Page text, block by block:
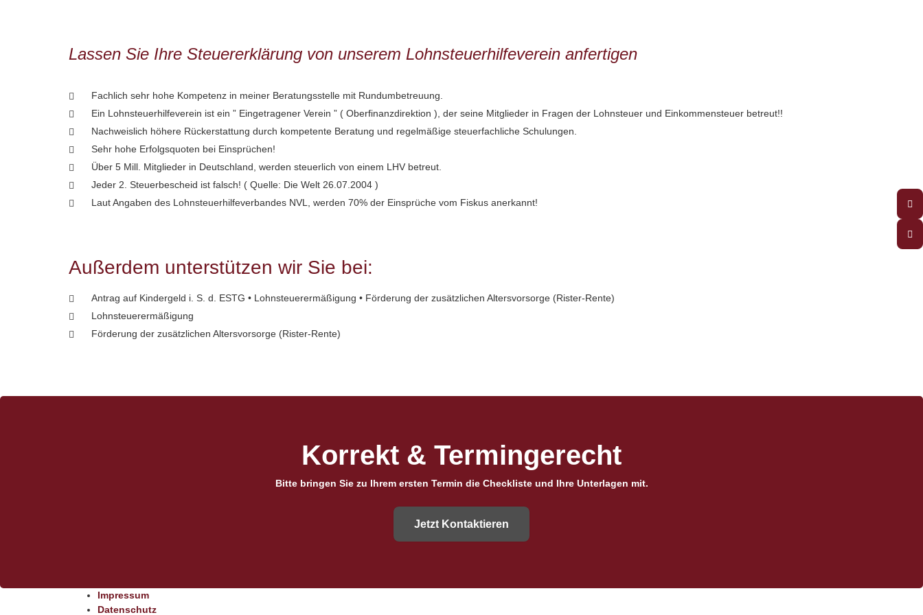
Lassen Sie Ihre Steuererklärung von unserem Lohnsteuerhilfeverein anfertigen
Fachlich sehr hohe Kompetenz in meiner Beratungsstelle mit Rundumbetreuung.
Ein Lohnsteuerhilfeverein ist ein ” Eingetragener Verein ” ( Oberfinanzdirektion ), der seine Mitglieder in Fragen der Lohnsteuer und Einkommensteuer betreut!!
Nachweislich höhere Rückerstattung durch kompetente Beratung und regelmäßige steuerfachliche Schulungen.
Sehr hohe Erfolgsquoten bei Einsprüchen!
Über 5 Mill. Mitglieder in Deutschland, werden steuerlich von einem LHV betreut.
Jeder 2. Steuerbescheid ist falsch! ( Quelle: Die Welt 26.07.2004 )
Laut Angaben des Lohnsteuerhilfeverbandes NVL, werden 70% der Einsprüche vom Fiskus anerkannt!
Außerdem unterstützen wir Sie bei:
Antrag auf Kindergeld i. S. d. ESTG • Lohnsteuerermäßigung • Förderung der zusätzlichen Altersvorsorge (Rister-Rente)
Lohnsteuerermäßigung
Förderung der zusätzlichen Altersvorsorge (Rister-Rente)
Korrekt & Termingerecht​
Bitte bringen Sie zu Ihrem ersten Termin die Checkliste und Ihre Unterlagen mit.
Jetzt Kontaktieren
Impressum
Datenschutz